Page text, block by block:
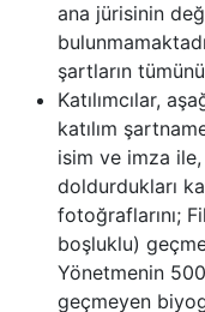
ana jürisinin
şartların
Katılımcılar,
katılım
isim ve imza
doldurdukları
fotoğraflarını;
boşluklu)
Yönetmenin
geçmeyen